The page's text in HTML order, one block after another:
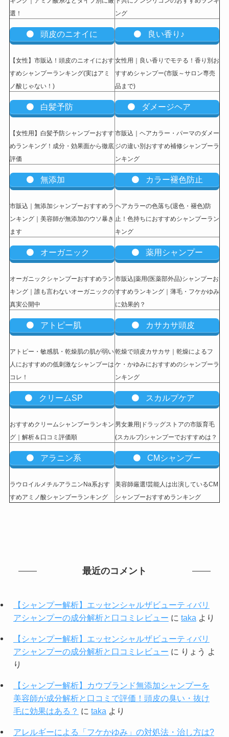
選！
ング
頭皮のニオイに
【女性】市販込 ！頭皮のニオイにおす
すめシャンプーランキング(実はアミ
ノ酸じゃない！)
良い香り♪
女性用｜良い香りでモテる！香り別お
すすめシャンプー(市販～サロン専売
品まで)
白髪予防
【女性用】白髪予防シャンプーおすす
めランキング！成分・効果面から徹底
評価
ダメージヘア
市販込｜ヘアカラー・パーマのダメー
ジの違い別おすすめ補修シャンプーラ
ンキング
無添加
市販込｜無添加シャンプーおすすめラ
ンキング｜美容師が無添加のウソ暴き
ます
カラー褪色防止
ヘアカラーの色落ち(退色・褪色)防
止！色持ちにおすすめシャンプーラン
キング
オーガニック
オーガニックシャンプーおすすめラン
キング｜誰も言わないオーガニックの
真実公開中
薬用シャンプー
市販込|薬用(医薬部外品)シャンプーお
すすめランキング｜薄毛・フケかゆみ
に効果的？
アトピー肌
アトピー・敏感肌・乾燥肌の肌が弱い
人におすすめの低刺激なシャンプーは
コレ！
カサカサ頭皮
乾燥で頭皮カサカサ｜乾燥によるフ
ケ・かゆみにおすすめのシャンプーラ
ンキング
クリームSP
おすすめクリームシャンプーランキン
グ｜解析＆口コミ評価順
スカルプケア
男女兼用|ドラッグストアの市販育毛
(スカルプ)シャンプーでおすすめは？
アラニン系
ラウロイルメチルアラニンNa系おす
すめアミノ酸シャンプーランキング
CMシャンプー
美容師厳選!芸能人は出演しているCM
シャンプーおすすめランキング
最近のコメント
【シャンプー解析】エッセンシャルザビューティバリ
アシャンプーの成分解析と口コミレビュー に taka より
【シャンプー解析】エッセンシャルザビューティバリ
アシャンプーの成分解析と口コミレビュー に りょう よ
り
【シャンプー解析】カウブランド無添加シャンプーを
美容師が成分解析と口コミで評価！頭皮の臭い・抜け
毛に効果はある？ に taka より
アレルギーによる「フケかゆみ」の対処法・治し方は?